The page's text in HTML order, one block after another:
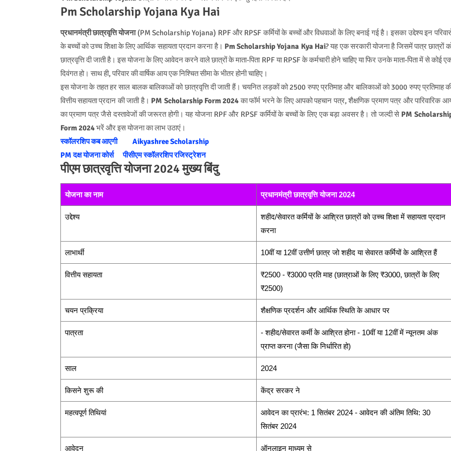
Pm Scholarship Yojana Kya Hai
प्रधानमंत्री छात्रवृत्ति योजना(PM Scholarship Yojana) RPF और RPSF कर्मियों के बच्चों और विधवाओं के लिए बनाई गई है। इसका उद्देश्य इन
के बच्चों को उच्च शिक्षा के लिए आर्थिक सहायता प्रदान करना है। Pm Scholarship Yojana Kya Hai? यह एक सरकारी योजना है जिसमें पात्र छात्रों
छात्रवृत्ति दी जाती है। इस योजना के लिए आवेदन करने वाले छात्रों के माता-पिता RPF या RPSF के कर्मचारी होने चाहिए या फिर उनके माता-पिता में से कोई
दिवंगत हो। साथ ही, परिवार की वार्षिक आय एक निश्चित सीमा के भीतर होनी चाहिए।
इस योजना के तहत हर साल बालक बालिकाओं को छात्रवृत्ति दी जाती हैं। चयनित लड़कों को 2500 रुपए प्रतिमाह और बालिकाओं को 3000 रुपए प्रतिमाह
वित्तीय सहायता प्रदान की जाती है। PM Scholarship Form 2024का फॉर्म भरने के लिए आपको पहचान पत्र, शैक्षणिक प्रमाण पत्र और पारिवारिक
का प्रमाण पत्र जैसे दस्तावेजों की जरूरत होगी। यह योजना RPF और RPSF कर्मियों के बच्चों के लिए एक बड़ा अवसर है। तो जल्दी से PM
Form 2024भरें और इस योजना का लाभ उठाएं।
स्कॉलरशिप कब आएगी
Aikyashree Scholarship
PM दक्ष योजना कोर्स
पीसीएम स्कॉलरशिप रजिस्ट्रेशन
पीएम छात्रवृत्ति योजना 2024 मुख्य बिंदु
योजना का नाम प्रधानमंत्री छात्रवृत्ति योजना 2024
उद्देश्य
शहीद/सेवारत कर्मियों के आश्रित छात्रों को उच्च शिक्षा में सहायता प्रदान
करना
लाभार्थी 10वीं या 12वीं उत्तीर्ण छात्र जो शहीद या सेवारत कर्मियों के आश्रित हैं
वित्तीय सहायता
₹2500 - ₹3000 प्रति माह (छात्राओं के लिए ₹3000, छात्रों के लिए
₹2500)
चयन प्रक्रिया शैक्षणिक प्रदर्शन और आर्थिक स्थिति के आधार पर
पात्रता
- शहीद/सेवारत कर्मी के आश्रित होना - 10वीं या 12वीं में न्यूनतम अंक
प्राप्त करना (जैसा कि निर्धारित हो)
साल 2024
किसने शुरू की केंद्र सरकर ने
महत्वपूर्ण तिथियां
आवेदन का प्रारंभ: 1 सितंबर 2024 - आवेदन की अंतिम तिथि: 30
सितंबर 2024
आवेदन ऑनलाइन माध्यम से